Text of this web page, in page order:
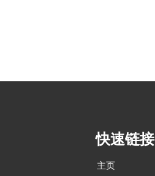
快速链接
主页